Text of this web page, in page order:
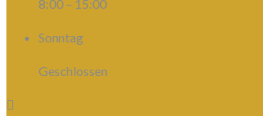
8:00 – 15:00
Sonntag
Geschlossen